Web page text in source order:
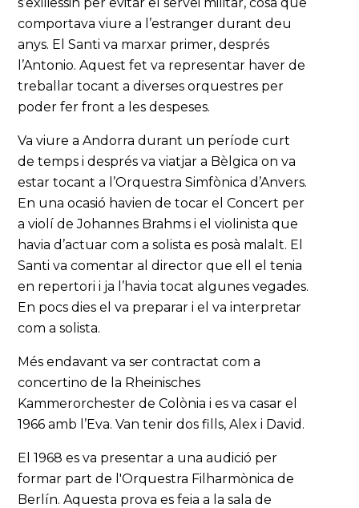
comportava viure a l’estranger durant deu
anys. El Santi va marxar primer, després
l’Antonio. Aquest fet va representar haver de
treballar tocant a diverses orquestres per
poder fer front a les despeses.
Va viure a Andorra durant un període curt
de temps i després va viatjar a Bèlgica on va
estar tocant a l’Orquestra Simfònica d’Anvers.
En una ocasió havien de tocar el Concert per
a violí de Johannes Brahms i el violinista que
havia d’actuar com a solista es posà malalt. El
Santi va comentar al director que ell el tenia
en repertori i ja l’havia tocat algunes vegades.
En pocs dies el va preparar i el va interpretar
com a solista.
Més endavant va ser contractat com a
concertino de la Rheinisches
Kammerorchester de Colònia i es va casar el
1966 amb l’Eva. Van tenir dos fills, Alex i David.
El 1968 es va presentar a una audició per
formar part de l'Orquestra Filharmònica de
Berlín. Aquesta prova es feia a la sala de